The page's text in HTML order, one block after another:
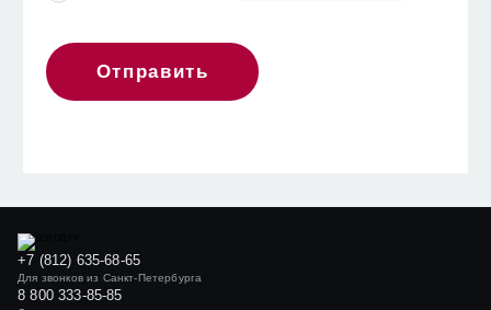
Отправить
+7 (812) 635-68-65
Для звонков из Санкт-Петербурга
8 800 333-85-85